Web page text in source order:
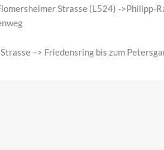
Strasse (L524) ->Philipp-
–> Friedensring bis zum